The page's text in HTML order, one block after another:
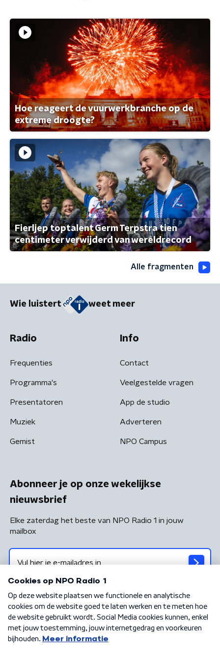
Hoe reageert de vuurwerkbranche op de
extreme droogte?
Fierljep toptalent Germ Terpstra tien
centimeter verwijderd van wereldrecord
Alle fragmenten
Wie luistert weet meer
Radio
Frequenties
Programma's
Presentatoren
Muziek
Gemist
Info
Contact
Veelgestelde vragen
App de studio
Adverteren
NPO Campus
Abonneer je op onze wekelijkse
nieuwsbrief
Elke zaterdag het beste van NPO Radio 1 in jouw
mailbox
Algemene voorwaarden